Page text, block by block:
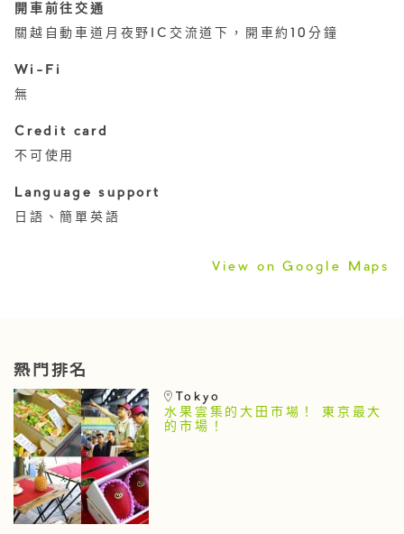
開車前往交通
關越自動車道月夜野IC交流道下，開車約10分鐘
Wi-Fi
無
Credit card
不可使用
Language support
日語、簡單英語
View on Google Maps
熱門排名
Tokyo
水果雲集的大田市場！ 東京最大
的市場！